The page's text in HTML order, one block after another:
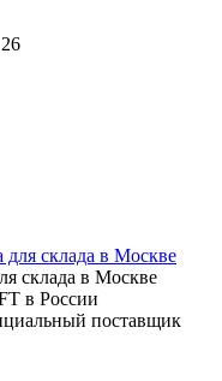
склада в Москве
в России
поставщик